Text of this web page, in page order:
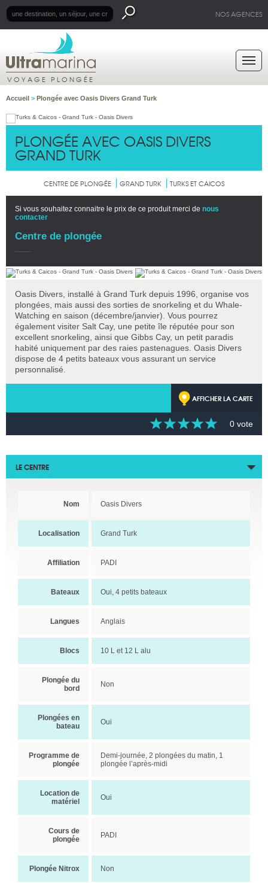
NOS AGENCES
VOYAGE PLONGÉE
Accueil > Plongée avec Oasis Divers Grand Turk
PLONGÉE AVEC OASIS DIVERS
GRAND TURK
CENTRE DE PLONGÉE GRAND TURK TURKS ET CAICOS
Si vous souhaitez connaitre le prix de ce produit merci de nous
contacter
Centre de plongée
Oasis Divers, installé à Grand Turk depuis 1996, organise vos
plongées, mais aussi des sorties de snorkeling et du Whale-
Watching en saison (décembre/janvier). Vous pourrez
également visiter Salt Cay, une petite île réputée pour son
excellent snorkeling, ainsi que Gibbs Cay, un petit paradis
habité uniquement par des raies pastenagues. Oasis Divers
dispose de 4 petits bateaux vous assurant un service
personnalisé.
AFFICHER LA CARTE
0 vote
LE CENTRE
Nom Oasis Divers
Localisation Grand Turk
Affiliation PADI
Bateaux Oui, 4 petits bateaux
Langues Anglais
Blocs 10 L et 12 L alu
Plongée du
bord
Non
Plongées en
bateau
Oui
Programme de
plongée
Demi-journée, 2 plongées du matin, 1
plongée l’après-midi
Location de
matériel
Oui
Cours de
plongée
PADI
Plongée Nitrox Non